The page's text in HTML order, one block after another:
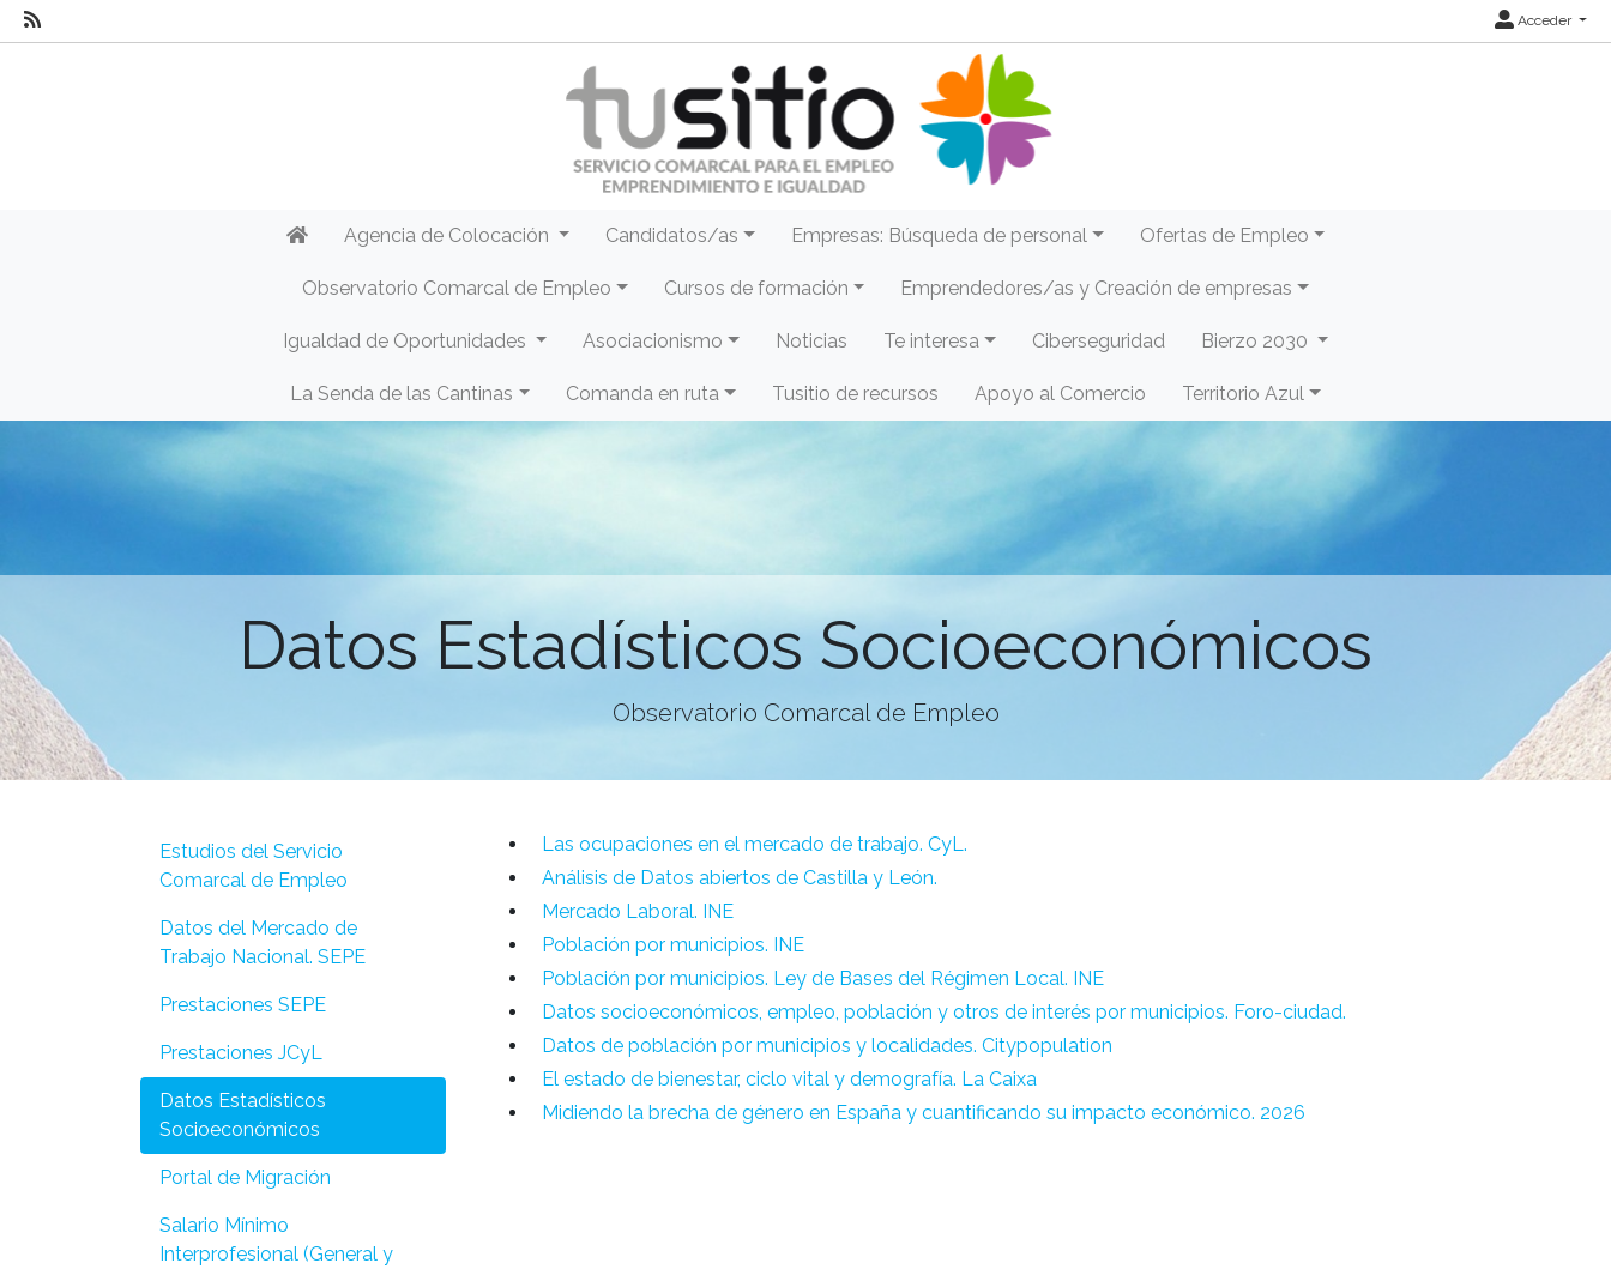
Acceder
Agencia de Colocación Candidatos/as Empresas: Búsqueda de personal Ofertas de Empleo
Observatorio Comarcal de Empleo Cursos de formación Emprendedores/as y Creación de empresas
Igualdad de Oportunidades Asociacionismo Noticias Te interesa Ciberseguridad Bierzo 2030
La Senda de las Cantinas Comanda en ruta Tusitio de recursos Apoyo al Comercio Territorio Azul
Datos Estadísticos Socioeconómicos
Observatorio Comarcal de Empleo
Estudios del Servicio
Comarcal de Empleo
Datos del Mercado de
Trabajo Nacional. SEPE
Prestaciones SEPE
Prestaciones JCyL
Datos Estadísticos
Socioeconómicos
Portal de Migración
Salario Mínimo
Interprofesional (General y
Las ocupaciones en el mercado de trabajo. CyL.
Análisis de Datos abiertos de Castilla y León.
Mercado Laboral. INE
Población por municipios. INE
Población por municipios. Ley de Bases del Régimen Local. INE
Datos socioeconómicos, empleo, población y otros de interés por municipios. Foro-ciudad.
Datos de población por municipios y localidades. Citypopulation
El estado de bienestar, ciclo vital y demografía. La Caixa
Midiendo la brecha de género en España y cuantificando su impacto económico. 2026